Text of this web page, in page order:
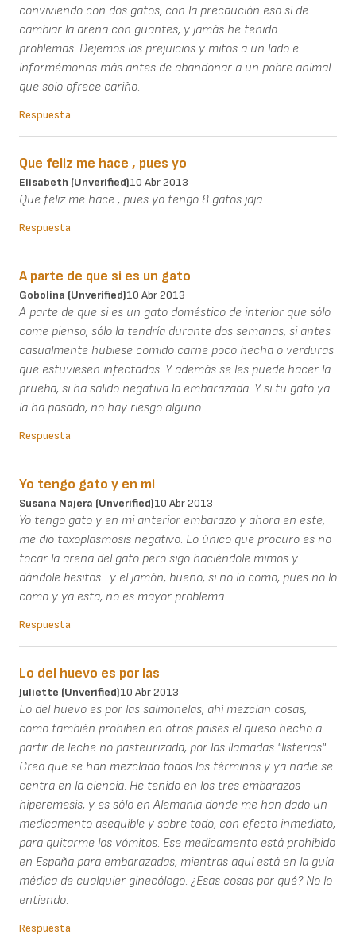
conviviendo con dos gatos, con la precaución eso sí de
cambiar la arena con guantes, y jamás he tenido
problemas. Dejemos los prejuicios y mitos a un lado e
informémonos más antes de abandonar a un pobre animal
que solo ofrece cariño.
Respuesta
Que feliz me hace , pues yo
Elisabeth (unverified)10 Abr 2013
Que feliz me hace , pues yo tengo 8 gatos jaja
Respuesta
A parte de que si es un gato
Gobolina (unverified)10 Abr 2013
A parte de que si es un gato doméstico de interior que sólo
come pienso, sólo la tendría durante dos semanas, si antes
casualmente hubiese comido carne poco hecha o verduras
que estuviesen infectadas. Y además se les puede hacer la
prueba, si ha salido negativa la embarazada. Y si tu gato ya
la ha pasado, no hay riesgo alguno.
Respuesta
Yo tengo gato y en mi
Susana Najera (unverified)10 Abr 2013
Yo tengo gato y en mi anterior embarazo y ahora en este,
me dio toxoplasmosis negativo. Lo único que procuro es no
tocar la arena del gato pero sigo haciéndole mimos y
dándole besitos....y el jamón, bueno, si no lo como, pues no lo
como y ya esta, no es mayor problema...
Respuesta
Lo del huevo es por las
Juliette (unverified)10 Abr 2013
Lo del huevo es por las salmonelas, ahí mezclan cosas,
como también prohiben en otros países el queso hecho a
partir de leche no pasteurizada, por las llamadas "listerias".
Creo que se han mezclado todos los términos y ya nadie se
centra en la ciencia. He tenido en los tres embarazos
hiperemesis, y es sólo en Alemania donde me han dado un
medicamento asequible y sobre todo, con efecto inmediato,
para quitarme los vómitos. Ese medicamento está prohibido
en España para embarazadas, mientras aquí está en la guía
médica de cualquier ginecólogo. ¿Esas cosas por qué? No lo
entiendo.
Respuesta